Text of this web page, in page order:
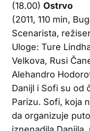
(18.00) Ostrvo
(2011, 110 min,
Scenarista,
Uloge: Ture
Velkova, Rusi
Alehandro
Danijl i Sofi su od
Parizu. Sofi, koja
da organizuje